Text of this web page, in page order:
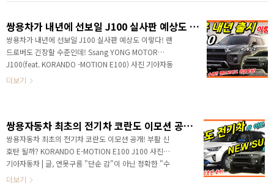
인수전과 어느 정도 정리가 되고 있죠? 초기에 11개의
기업이 인수 의사를 표명했다가 현재는 3개의 기업이 최
종 인수전에 참여한 상태입니다. 쌍용자동차 인수전이
예상보다 어렵게 진행이 되고 있어요. # 하단 영상으로
은 최근 J100과 KR10을 서둘러 공개하면서 소..
쌍용차가 내년에 선보일 J100 실사판 예상도 이렇다! 랜드로버도 긴장할 수준인데! Ssang YONG MOTOR J100(feat. KORANDO -MOTION E100)
쌍용차가 내년에 선보일 J100 실사판 예상도 이렇다! 랜
드로버도 긴장할 수준인데! Ssang YONG MOTOR
J100(feat. KORANDO -MOTION E100) 사진 기아자동
차 | 글, 연못구름 "단순 감"이 아닌 정확한 "수치자료"를
해외 매체 카스쿱스에서 J100에 예상도를 공개했어요!
정말 이렇게만 출시가 된다면, 쌍용의 부활을 다시 꿈꾸
게 될 것 같네요! # 하단 영상으로 보시면 보다 세부적인
정보를 확인할 수 있습니다. 안녕하세요? 연못구름입니
다. 최근 쌍용차! 한치 앞을 보기 힘들 정도로 상황이 일..
더보기
쌍용자동차 최초의 전기차 코란도 이모션 공개! 부활 신호탄 될까? KORANDO E-MOTION E100 J100
쌍용자동차 최초의 전기차 코란도 이모션 공개! 부활 신
호탄 될까? KORANDO E-MOTION E100 J100 사진
기아자동차 | 글, 연못구름 "단순 감"이 아닌 정확한 "수
치자료"를 통해서 비교 분석 자료를 제시하는 연못구름
더보기